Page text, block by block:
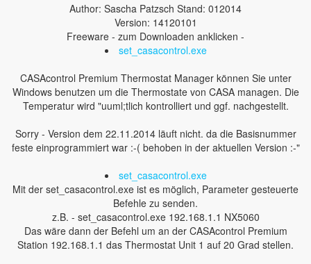
Author: Sascha Patzsch Stand: 012014
Version: 14120101
Freeware - zum Downloaden anklicken -
set_casacontrol.exe
CASAcontrol Premium Thermostat Manager können Sie unter
Windows benutzen um die Thermostate von CASA managen. Die
Temperatur wird "uuml;tlich kontrolliert und ggf. nachgestellt.
Sorry - Version dem 22.11.2014 läuft nicht. da die Basisnummer
feste einprogrammiert war :-( behoben in der aktuellen Version :-"
set_casacontrol.exe
Mit der set_casacontrol.exe ist es möglich, Parameter gesteuerte
Befehle zu senden.
z.B. - set_casacontrol.exe 192.168.1.1 NX5060
Das wäre dann der Befehl um an der CASAcontrol Premium
Station 192.168.1.1 das Thermostat Unit 1 auf 20 Grad stellen.